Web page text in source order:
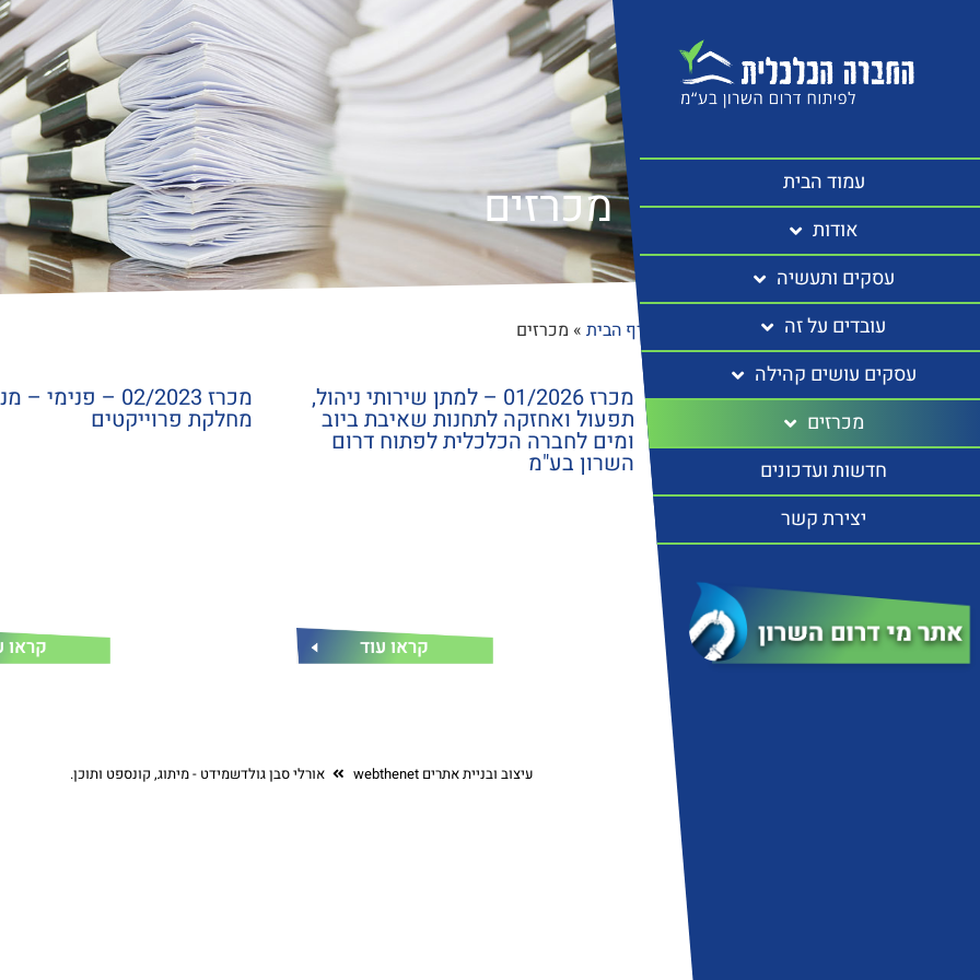
עמוד הבית
אודות
עסקים ותעשיה
עובדים על זה
עסקים עושים קהילה
מכרזים
חדשות ועדכונים
יצירת קשר
מכרזים
דף הבית» מכרזים
מכרז 01/2026 – למתן שירותי ניהול,
תפעול ואחזקה לתחנות שאיבת ביוב
ומים לחברה הכלכלית לפתוח דרום
השרון בע"מ
קראו עוד
מכרז 02/2023 –
מחלקת פרוייקטים
קראו
עיצוב ובניית אתרים webthenet אורלי סבן גולדשמידט - מיתוג, קונספט ותוכן.